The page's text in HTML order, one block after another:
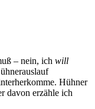
– nein, ich will
Hühner
davon erzähle ich